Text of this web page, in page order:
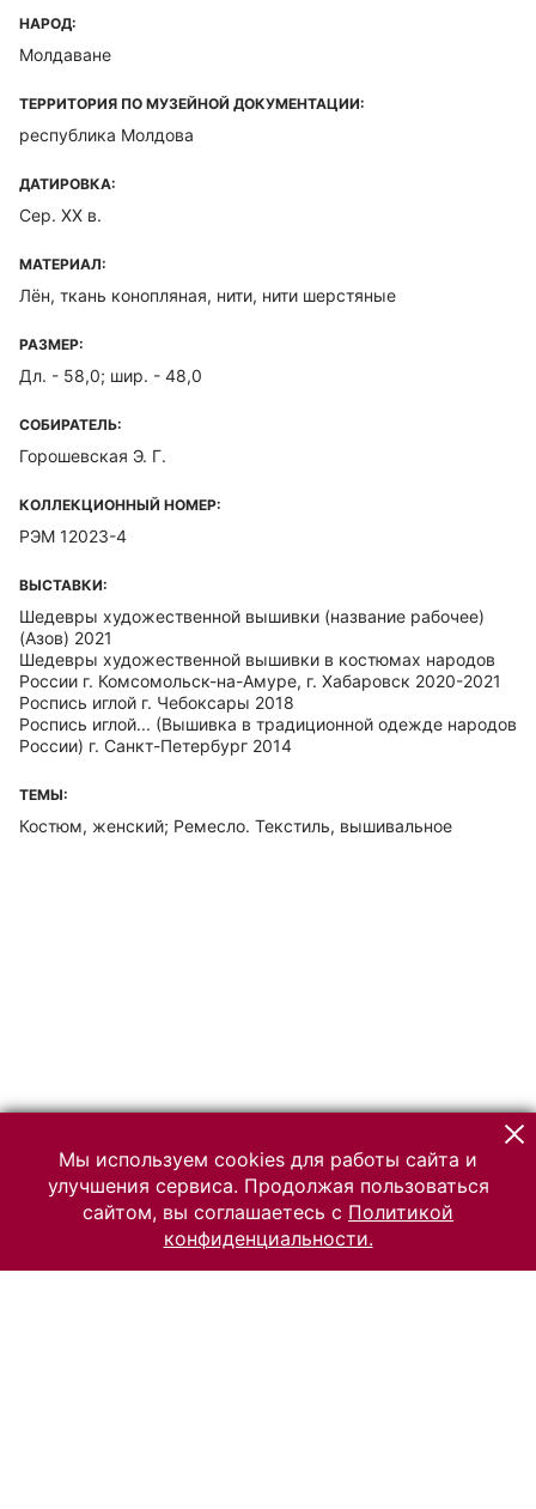
НАРОД:
Молдаване
ТЕРРИТОРИЯ ПО МУЗЕЙНОЙ ДОКУМЕНТАЦИИ:
республика Молдова
ДАТИРОВКА:
Сер. XX в.
МАТЕРИАЛ:
Лён, ткань конопляная, нити, нити шерстяные
РАЗМЕР:
Дл. - 58,0; шир. - 48,0
СОБИРАТЕЛЬ:
Горошевская Э. Г.
КОЛЛЕКЦИОННЫЙ НОМЕР:
РЭМ 12023-4
ВЫСТАВКИ:
Шедевры художественной вышивки (название рабочее)
(Азов) 2021
Шедевры художественной вышивки в костюмах народов
России г. Комсомольск-на-Амуре, г. Хабаровск 2020-2021
Роспись иглой г. Чебоксары 2018
Роспись иглой... (Вышивка в традиционной одежде народов
России) г. Санкт-Петербург 2014
ТЕМЫ:
Костюм, женский; Ремесло. Текстиль, вышивальное
Мы используем cookies для работы сайта и
улучшения сервиса. Продолжая пользоваться
сайтом, вы соглашаетесь с Политикой
конфиденциальности.